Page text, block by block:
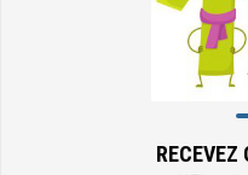
RECEVEZ